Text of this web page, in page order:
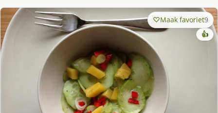
Maak favoriet9
👍